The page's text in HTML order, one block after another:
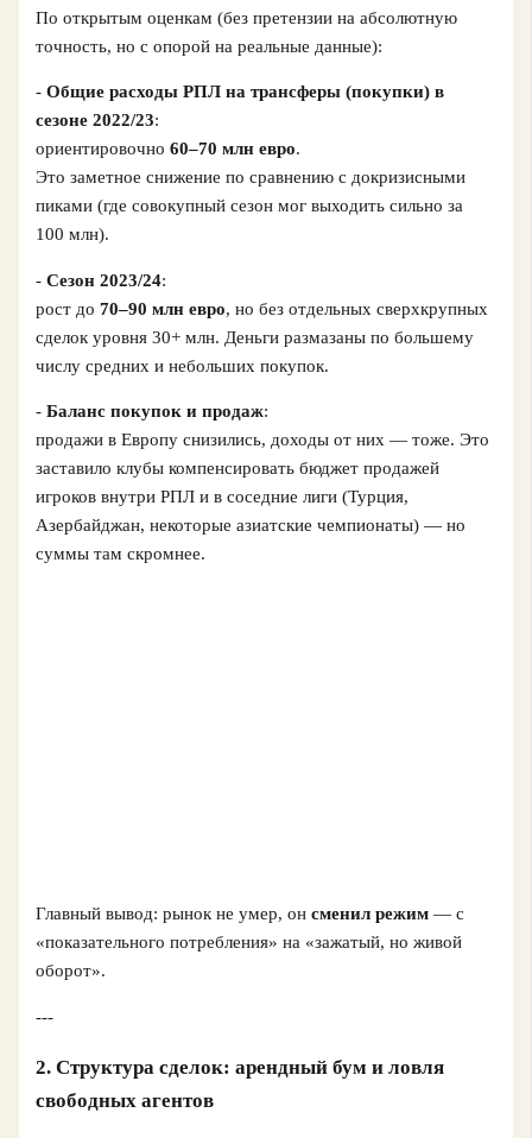
По открытым оценкам (без претензии на абсолютную
точность, но с опорой на реальные данные):
-Общие расходы РПЛ на трансферы (покупки) в
сезоне 2022/23:
ориентировочно60–70 млн евро.
Это заметное снижение по сравнению с докризисными
пиками (где совокупный сезон мог выходить сильно за
100 млн).
-Сезон 2023/24:
рост до70–90 млн евро, но без отдельных сверхкрупных
сделок уровня 30+ млн. Деньги размазаны по большему
числу средних и небольших покупок.
-Баланс покупок и продаж:
продажи в Европу снизились, доходы от них — тоже. Это
заставило клубы компенсировать бюджет продажей
игроков внутри РПЛ и в соседние лиги (Турция,
Азербайджан, некоторые азиатские чемпионаты) — но
суммы там скромнее.
Главный вывод: рынок не умер, онсменил режим — с
«показательного потребления» на «зажатый, но живой
оборот».
---
2. Структура сделок: арендный бум и ловля
свободных агентов